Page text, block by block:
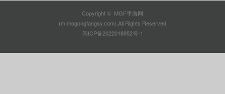
Copyright © MGF手游网
(m.mogongfangsy.com).All Rights Reserved
闽ICP备2022018952号-1